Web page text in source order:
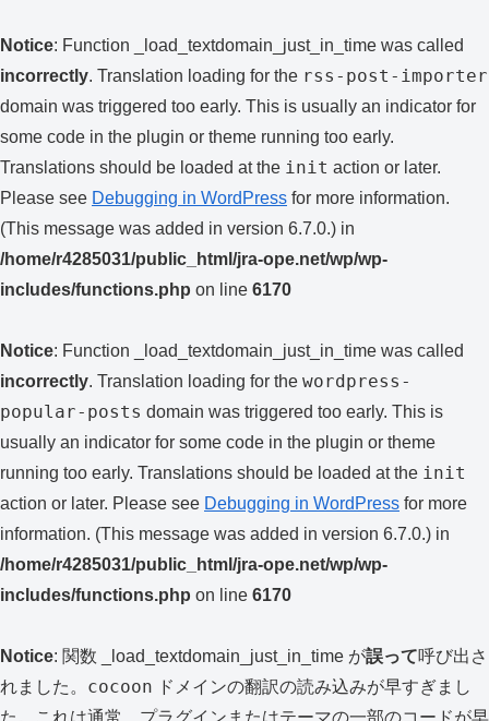
Notice: Function _load_textdomain_just_in_time was called
incorrectly. Translation loading for the rss-post-importer
domain was triggered too early. This is usually an indicator for
some code in the plugin or theme running too early.
Translations should be loaded at the init action or later.
Please see Debugging in WordPress for more information.
(This message was added in version 6.7.0.) in
/home/r4285031/public_html/jra-ope.net/wp/wp-
includes/functions.php on line 6170
Notice: Function _load_textdomain_just_in_time was called
incorrectly. Translation loading for the wordpress-
popular-posts domain was triggered too early. This is
usually an indicator for some code in the plugin or theme
running too early. Translations should be loaded at the init
action or later. Please see Debugging in WordPress for more
information. (This message was added in version 6.7.0.) in
/home/r4285031/public_html/jra-ope.net/wp/wp-
includes/functions.php on line 6170
Notice: 関数 _load_textdomain_just_in_time が誤って呼び出さ
れました。 cocoon ドメインの翻訳の読み込みが早すぎまし
た。これは通常、プラグインまたはテーマの一部のコードが早